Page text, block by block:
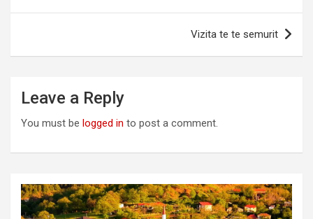
Vizita te te semurit
Leave a Reply
You must be logged in to post a comment.